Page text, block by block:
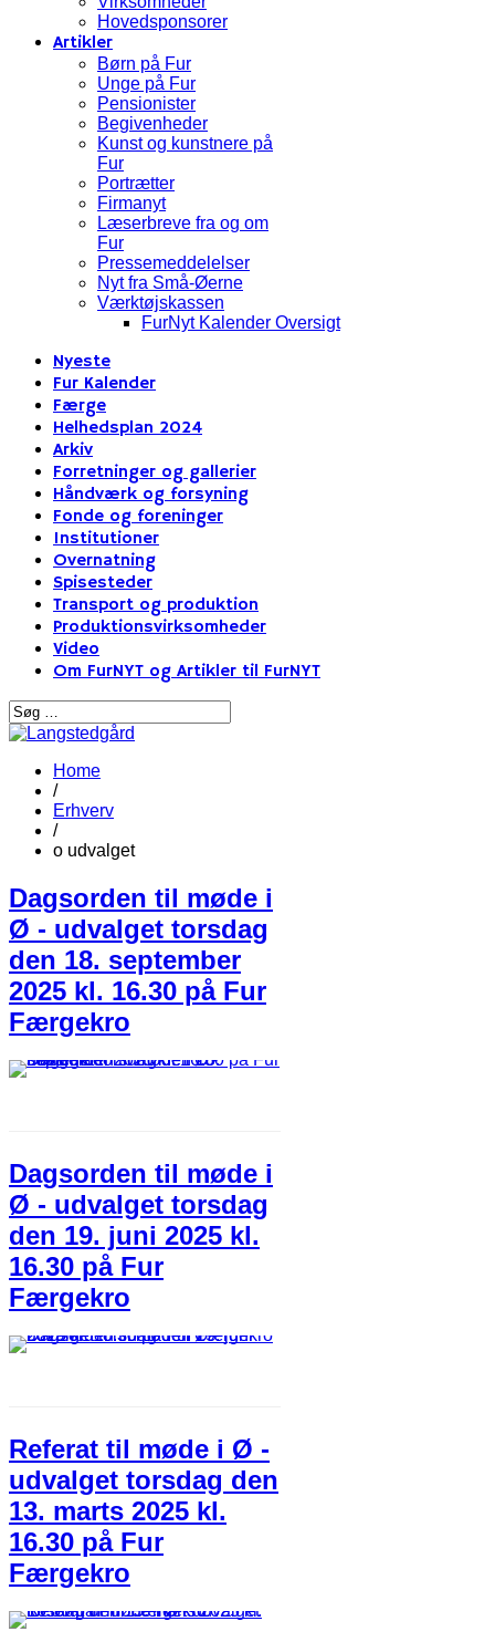
Hovedsponsorer
Artikler
Børn på Fur
Unge på Fur
Pensionister
Begivenheder
Kunst og kunstnere på
Fur
Portrætter
Firmanyt
Læserbreve fra og om
Fur
Pressemeddelelser
Nyt fra Små-Øerne
Værktøjskassen
FurNyt Kalender Oversigt
Nyeste
Fur Kalender
Færge
Helhedsplan 2024
Arkiv
Forretninger og gallerier
Håndværk og forsyning
Fonde og foreninger
Institutioner
Overnatning
Spisesteder
Transport og produktion
Produktionsvirksomheder
Video
Om FurNYT og Artikler til FurNYT
Home
/
Erhverv
/
o udvalget
Dagsorden til møde i
Ø - udvalget torsdag
den 18. september
2025 kl. 16.30 på Fur
Færgekro
Dagsorden til møde i
Ø - udvalget torsdag
den 19. juni 2025 kl.
16.30 på Fur
Færgekro
Referat til møde i Ø -
udvalget torsdag den
13. marts 2025 kl.
16.30 på Fur
Færgekro